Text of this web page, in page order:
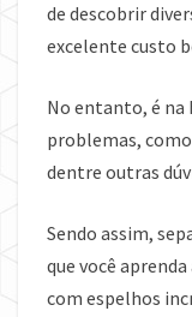
de descobrir
excelente custo
No entanto, é na
problemas,
dentre outras
Sendo assim,
que você
com espelhos